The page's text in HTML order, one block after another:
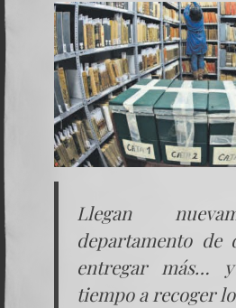
Llegan
departamento de
entregar más…
tiempo a recoger